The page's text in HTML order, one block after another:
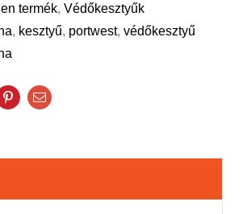
termék, Védőkesztyűk
, kesztyű, portwest, védőkesztyű
PinterestEmail